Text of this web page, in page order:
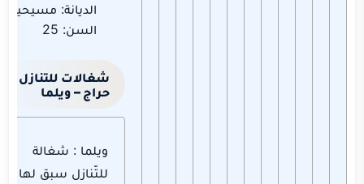
الديانة: مسيحية
السن: 25
شغالات للتنازل
حراج – ويلما
ويلما : شغالة
للتّنازل سبق لها